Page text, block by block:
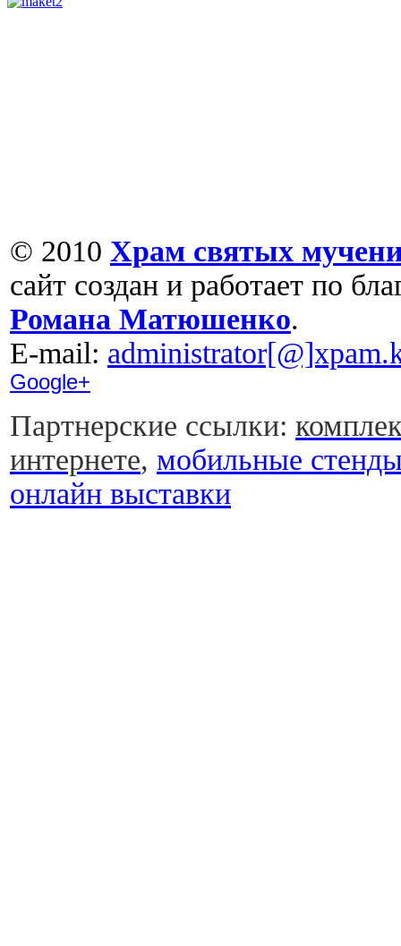
© 2010 Храм святых
сайт создан и работает по
Романа Матюшенко.
Е-mail:
Google+
Партнерские ссылки:
интернете, мобильные
онлайн выставки